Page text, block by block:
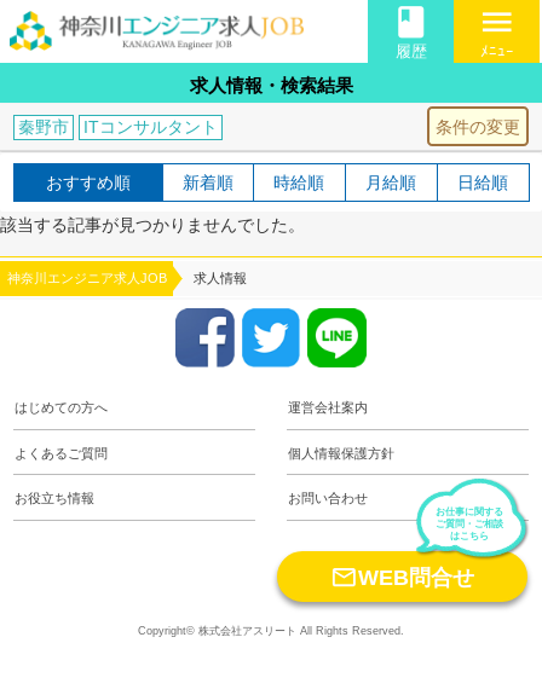
book
履歴
menu
ﾒﾆｭｰ
求人情報・検索結果
条件の変更
秦野市 ITコンサルタント
おすすめ順 新着順 時給順 月給順 日給順
該当する記事が見つかりませんでした。
神奈川エンジニア求人JOB 求人情報
はじめての方へ 運営会社案内
よくあるご質問 個人情報保護方針
お役立ち情報 お問い合わせ
お仕事に関する
ご質問・ご相談
はこちら
WEB問合せ
Copyright© 株式会社アスリート All Rights Reserved.